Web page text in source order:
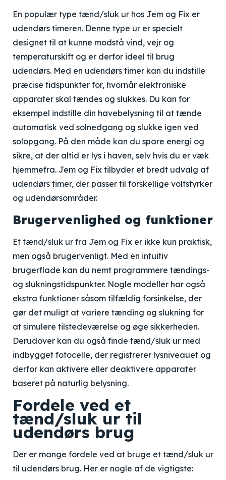
En populær type tænd/sluk ur hos Jem og Fix er
udendørs timeren. Denne type ur er specielt
designet til at kunne modstå vind, vejr og
temperaturskift og er derfor ideel til brug
udendørs. Med en udendørs timer kan du indstille
præcise tidspunkter for, hvornår elektroniske
apparater skal tændes og slukkes. Du kan for
eksempel indstille din havebelysning til at tænde
automatisk ved solnedgang og slukke igen ved
solopgang. På den måde kan du spare energi og
sikre, at der altid er lys i haven, selv hvis du er væk
hjemmefra. Jem og Fix tilbyder et bredt udvalg af
udendørs timer, der passer til forskellige voltstyrker
og udendørsområder.
Brugervenlighed og funktioner
Et tænd/sluk ur fra Jem og Fix er ikke kun praktisk,
men også brugervenligt. Med en intuitiv
brugerflade kan du nemt programmere tændings-
og slukningstidspunkter. Nogle modeller har også
ekstra funktioner såsom tilfældig forsinkelse, der
gør det muligt at variere tænding og slukning for
at simulere tilstedeværelse og øge sikkerheden.
Derudover kan du også finde tænd/sluk ur med
indbygget fotocelle, der registrerer lysniveauet og
derfor kan aktivere eller deaktivere apparater
baseret på naturlig belysning.
Fordele ved et
tænd/sluk ur til
udendørs brug
Der er mange fordele ved at bruge et tænd/sluk ur
til udendørs brug. Her er nogle af de vigtigste: